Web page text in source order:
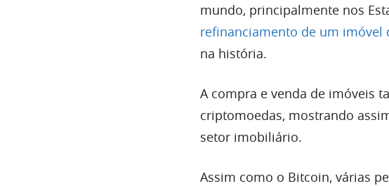
mundo, principalmente nos
refinanciamento de um imóvel
na história.
A compra e venda de imóveis
criptomoedas, mostrando
setor imobiliário.
Assim como o Bitcoin, várias